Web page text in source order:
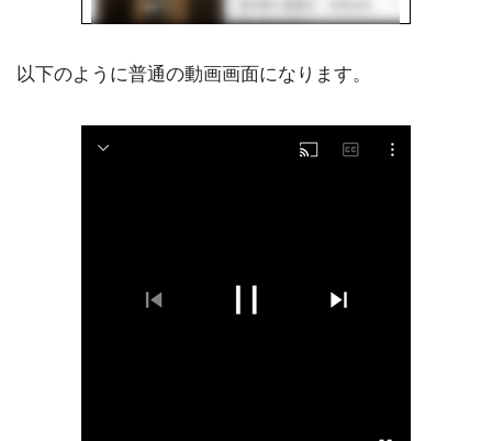
以下のように普通の動画画面になります。